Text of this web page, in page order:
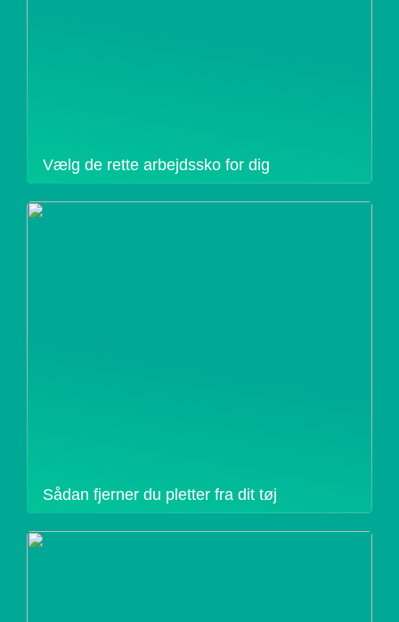
Vælg de rette arbejdssko for dig
Sådan fjerner du pletter fra dit tøj